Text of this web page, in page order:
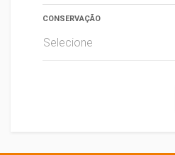
CONSERVAÇÃO
Selecione